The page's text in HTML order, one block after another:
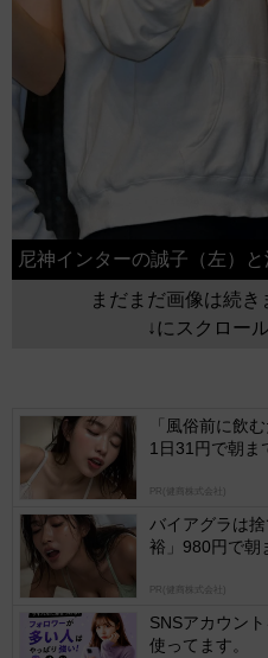
尼神インターの誠子（左）
まだまだ画像は続き
↓にスクロー
「風俗前に飲
1日31円で朝ま
PR(健商株式会社)
バイアグラは
裕」980円で朝
PR(健商株式会社)
SNSアカウン
使ってます。